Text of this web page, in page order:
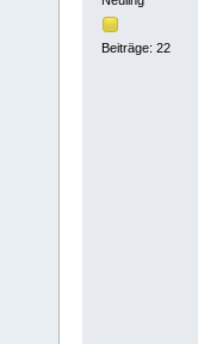
Beiträge: 22